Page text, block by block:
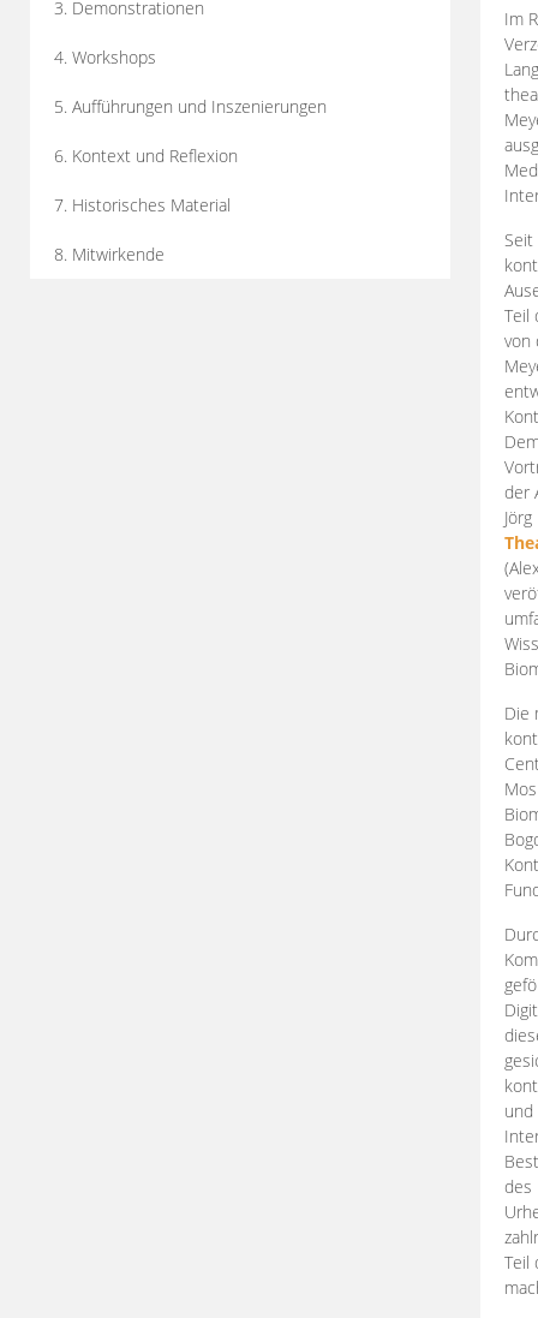
3. Demonstrationen
4. Workshops
5. Aufführungen und Inszenierungen
6. Kontext und Reflexion
7. Historisches Material
8. Mitwirkende
Im
Teil
von
der
Die
des
Teil